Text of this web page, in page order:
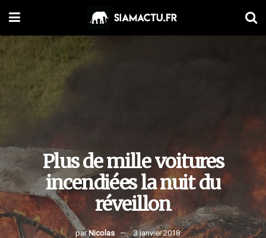
Plus de mille voitures
incendiées la nuit du
réveillon
par Nicolas 3 janvier 2018